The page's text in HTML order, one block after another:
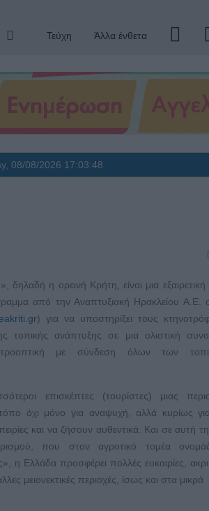
Τεύχη Άλλα ένθετα
08/08/2026 17:03:49
η ορεινή Κρήτη, είναι μια εξαιρετική
από την Αναπτυξιακή Ηρακλείου Α.Ε.
) για να υποστηρίξει τους
τοπικής ανάπτυξης σε μια ολιστική
προοπτική με σύνδεση όλων των
επισκέπτες (τουρίστες) μιας
όχι μόνο για αναψυχή, αλλά κυρίως
και να ζήσουν αυθεντικά. Και σε αυτή
που στον αγροτικό τομέα
η Ελλάδα προσφέρει πολλές ευκαιρίες,
μειονεκτικές περιοχές, ίσως και στα μικρά